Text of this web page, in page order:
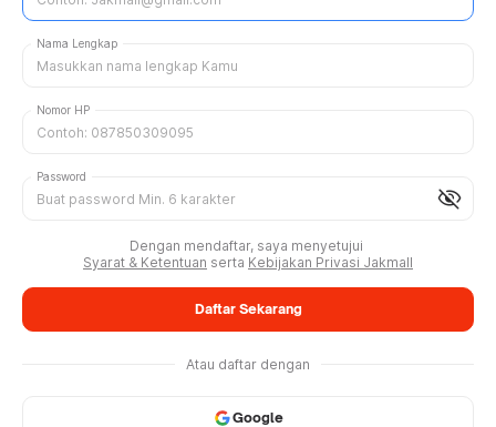
Nama Lengkap
Nomor HP
visibility_off
Password
Dengan mendaftar, saya menyetujui
Syarat & Ketentuan serta Kebijakan Privasi Jakmall
Daftar Sekarang
Atau daftar dengan
Google